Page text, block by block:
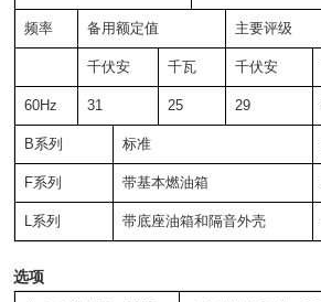
频率 备用额定值 主要评级
千伏安 千瓦 千伏安
60Hz 31 25 29
B系列 标准
F系列 带基本燃油箱
L系列 带底座油箱和隔音外壳
选项